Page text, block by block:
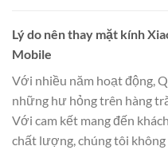
Lý do nên thay mặt kính
Mobile
Với nhiều năm hoạt động,
những hư hỏng trên hàng
Với cam kết mang đến
chất lượng, chúng tôi không